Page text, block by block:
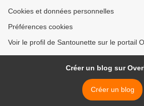
Cookies et données personnelles
Préférences cookies
Voir le profil de Santounette sur le portail
Créer un blog sur
Créer un blog